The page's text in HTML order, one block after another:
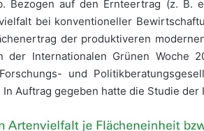
Bezogen auf den Ernteertrag (z. B.
bei konventioneller
der produktiveren
der Internationalen Grünen Woche
und
In Auftrag gegeben hatte die Studie der